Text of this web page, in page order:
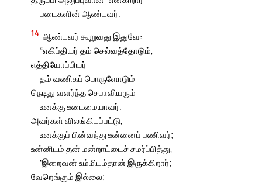
படைகளின் ஆண்டவர்.
14 ஆண்டவர் கூறுவது இதுவே:
“எகிப்தியர் தம் செல்வத்தோடும்,
எத்தியோப்பியர்
தம் வணிகப் பொருளோடும்
நெடிது வளர்ந்த செபாவியரும்
உனக்கு உடைமையாவர்.
அவர்கள் விலங்கிடப்பட்டு,
உனக்குப் பின்வந்து உன்னைப் பணிவர்;
உன்னிடம் தன் மன்றாட்டைச் சமர்ப்பித்து,
‘இறைவன் உம்மிடம்தான் இருக்கிறார்;
வேறெங்கும் இல்லை;